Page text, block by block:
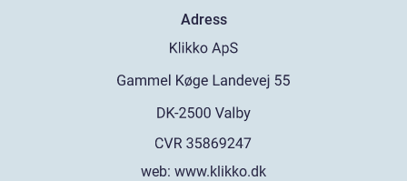
Adress
web: www.klikko.dk